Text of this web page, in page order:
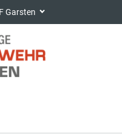
Garsten